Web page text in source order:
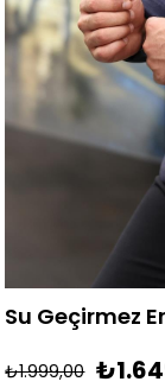
Su Geçirmez
₺1.999,00